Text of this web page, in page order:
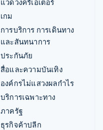
แวดวงครีเอเตอร์
เกม
การบริการ การเดินทาง
และสันทนาการ
ประกันภัย
สื่อและความบันเทิง
องค์กรไม่แสวงผลกำไร
บริการเฉพาะทาง
ภาครัฐ
ธุรกิจค้าปลีก